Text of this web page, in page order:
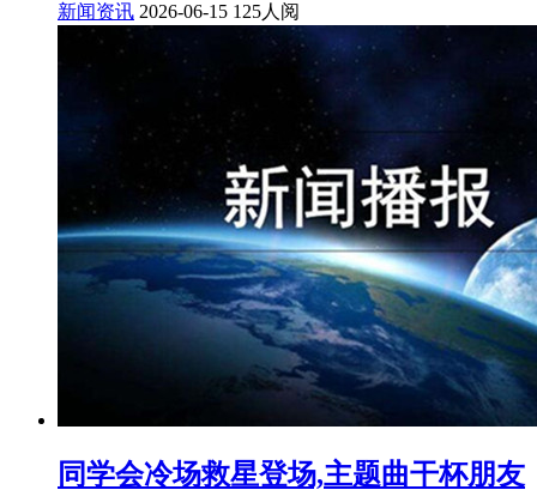
新闻资讯 2026-06-15 125人阅
同学会冷场救星登场,主题曲干杯朋友